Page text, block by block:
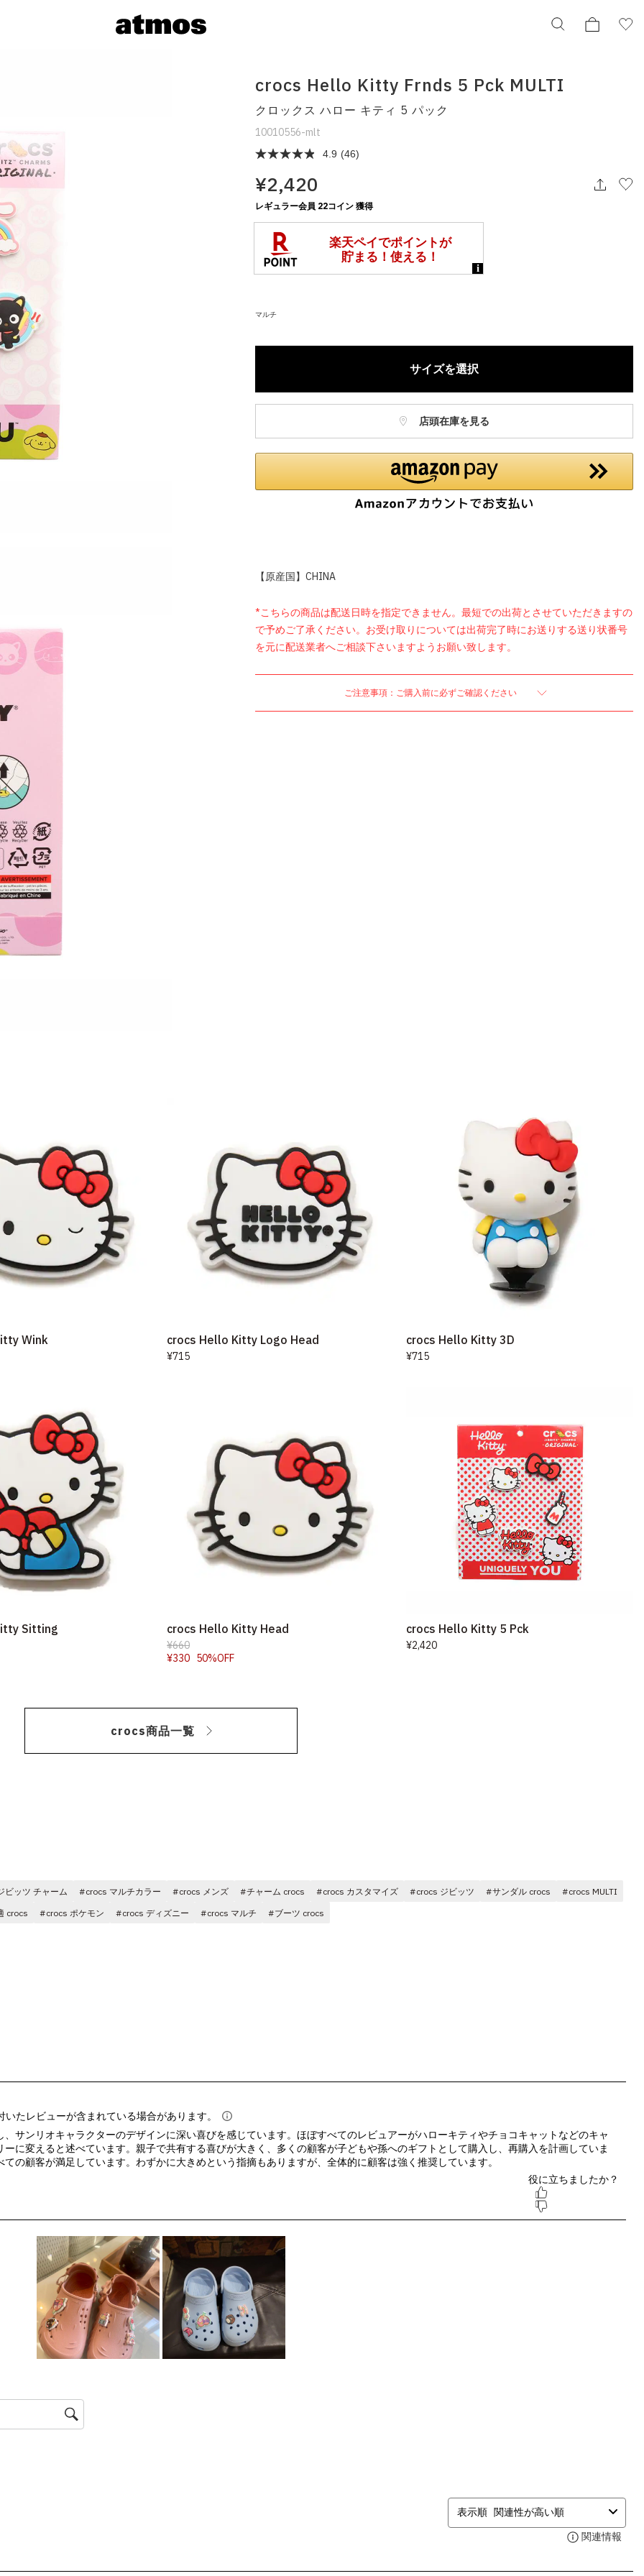
crocs Hello Kitty Frnds 5 Pck MULTI
クロックス ハロー キティ 5 パック
10010556-mlt
4.9 (46)
¥2,420
レギュラー会員 22コイン 獲得
マルチ
サイズを選択
店頭在庫を見る
crocs Hello Kitty Frnds 5 Pck MULTI
サイズを選択してください
この条件で検索する
※ 店舗在庫に関しましてはWEBカスタマーにお問い合わせいただいてもご案
※ 価格表記はオンラインショップでの現時点の価格となり、店舗価格と価格差
が生じる場合がございます。
【原産国】CHINA
*こちらの商品は配送日時を指定できません。最短での出荷とさせていただきますの
で予めご了承ください。お受け取りについては出荷完了時にお送りする送り状番号
を元に配送業者へご相談下さいますようお願い致します。
ご注意事項：ご購入前に必ずご確認ください
Wink crocs Hello Kitty Logo Head
¥715
crocs Hello Kitty 3D
¥715
Sitting crocs Hello Kitty Head
¥660
¥330 50%OFF
crocs Hello Kitty 5 Pck
¥2,420
crocs商品一覧
ビッツ チャーム #crocs マルチカラー #crocs メンズ #チャーム crocs #crocs カスタマイズ #crocs ジビッツ #サンダル crocs
#crocs MULTI
crocs
#crocs ポケモン #crocs ディズニー #crocs マルチ #ブーツ crocs